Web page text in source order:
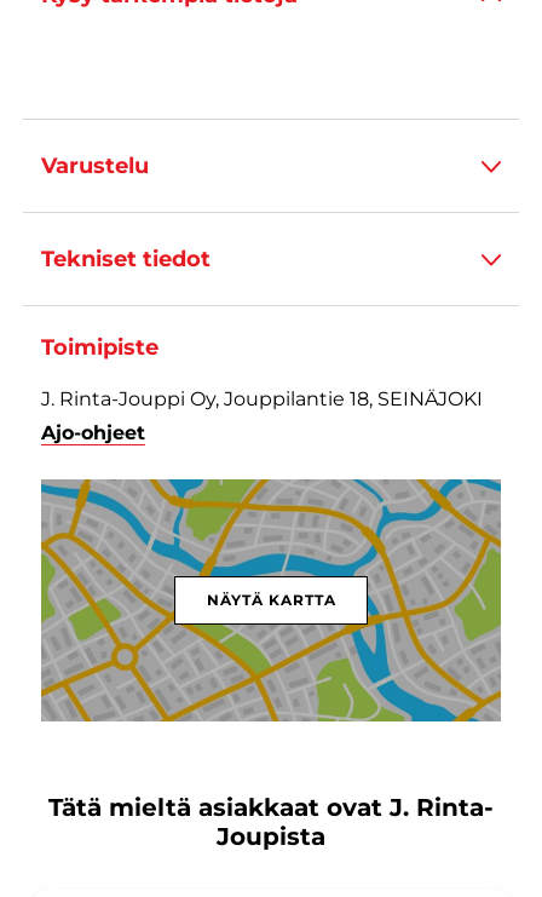
Varustelu
Tekniset tiedot
Toimipiste
J. Rinta-Jouppi Oy, Jouppilantie 18, SEINÄJOKI
Ajo-ohjeet
NÄYTÄ KARTTA
Tätä mieltä asiakkaat ovat J. Rinta-
Joupista